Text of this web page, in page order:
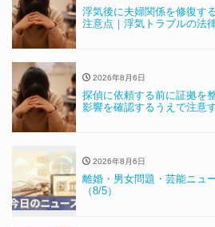
浮気後に夫婦関係を修復す
注意点｜浮気トラブルの法
2026年8月6日
探偵に依頼する前に証拠を
影響を確認するうえで注意
2026年8月6日
離婚・男女問題・芸能ニュ
（8/5）